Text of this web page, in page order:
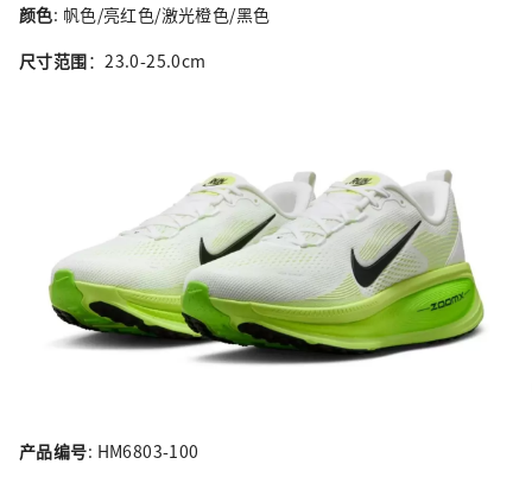
颜色: 帆色/亮红色/激光橙色/黑色
尺寸范围：23.0-25.0cm
产品编号: HM6803-100